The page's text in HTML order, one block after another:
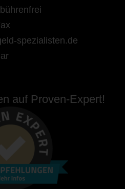
spezialisten.de
auf Proven-Expert!